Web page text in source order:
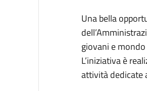
Una bella
giovani e
L’iniziativa è
attività dedicate